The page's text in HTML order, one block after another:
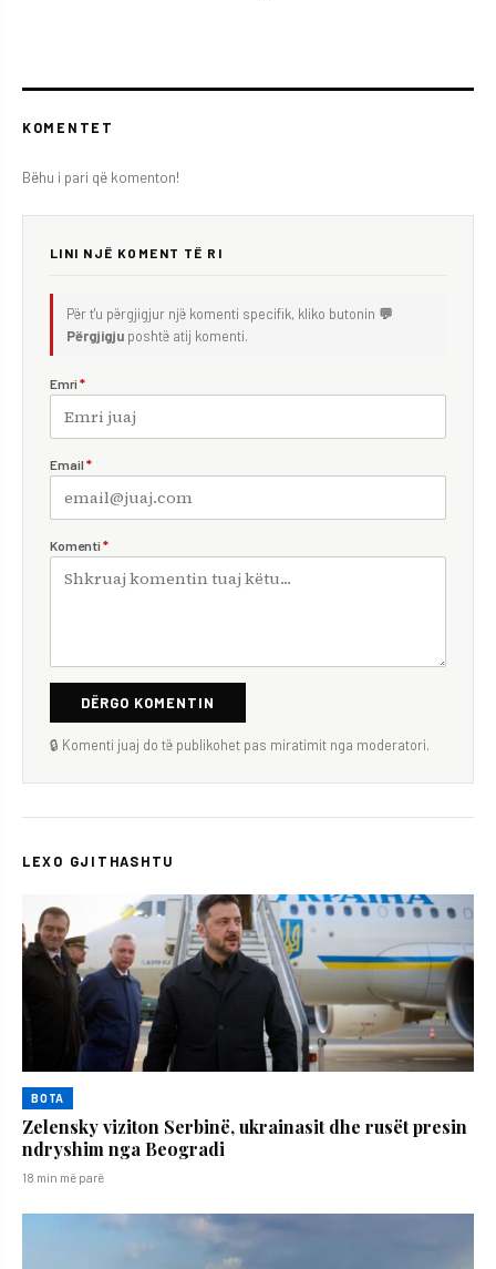
KOMENTET
Bëhu i pari që komenton!
LINI NJË KOMENT TË RI
Për t'u përgjigjur një komenti specifik, kliko butonin 💬
Përgjigju poshtë atij komenti.
Emri *
Email *
Komenti *
DËRGO KOMENTIN
🔒 Komenti juaj do të publikohet pas miratimit nga moderatori.
LEXO GJITHASHTU
BOTA
Zelensky viziton Serbinë, ukrainasit dhe rusët presin
ndryshim nga Beogradi
18 min më parë